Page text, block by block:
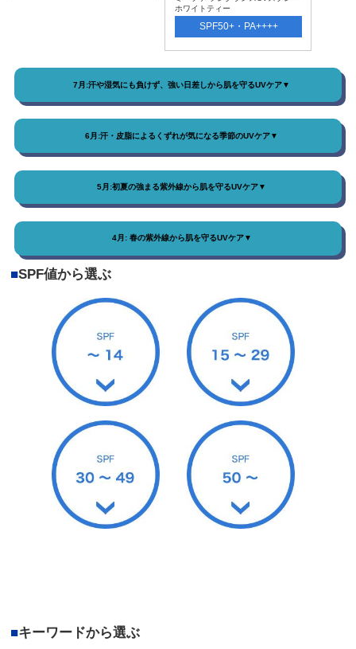
ホワイトティー
SPF50+・PA++++
7月:汗や湿気にも負けず、強い日差しから肌を守るUVケア▼
6月:汗・皮脂によるくずれが気になる季節のUVケア▼
5月:初夏の強まる紫外線から肌を守るUVケア▼
4月: 春の紫外線から肌を守るUVケア▼
■SPF値から選ぶ
■キーワードから選ぶ